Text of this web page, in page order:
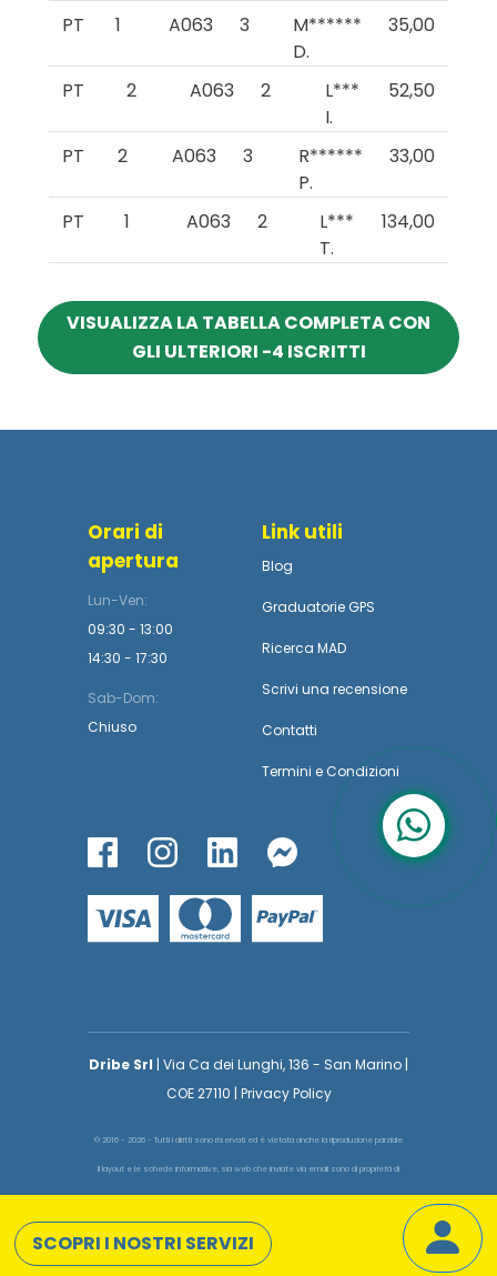
PT 1 A063 3
M******
D.
35,00
PT 2 A063 2
L***
I.
52,50
PT 2 A063 3
R******
P.
33,00
PT 1 A063 2
L***
T.
134,00
VISUALIZZA LA TABELLA COMPLETA CON
GLI ULTERIORI -4 ISCRITTI
Orari di
apertura
Lun-Ven:
09:30 - 13:00
14:30 - 17:30
Sab-Dom:
Chiuso
Link utili
Blog
Graduatorie GPS
Ricerca MAD
Scrivi una recensione
Contatti
Termini e Condizioni
Dribe Srl | Via Ca dei Lunghi, 136 - San Marino |
COE 27110 | Privacy Policy
© 2016 - 2026 - Tutti i diritti sono riservati ed è vietata anche la riproduzione parziale.
Il layout e le schede informative, sia web che inviate via email sono di proprietà di
voglioinsegnare.it pertanto è fatto assoluto divieto replicare o copiare parte del layout
e dei contenuti
SCOPRI I NOSTRI SERVIZI